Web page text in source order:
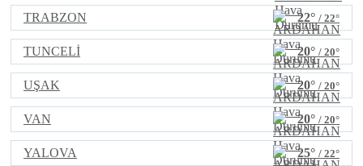
TRABZON 22° / 22°
TUNCELİ 20° / 20°
UŞAK 20° / 20°
VAN 20° / 20°
YALOVA 25° / 22°